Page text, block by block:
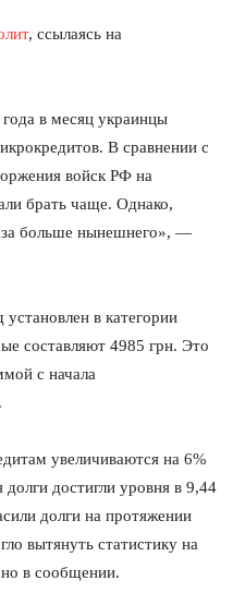
, ссылаясь на
в месяц украинцы
В сравнении с
войск РФ на
брать чаще. Однако,
больше нынешнего», —
установлен в категории
составляют 4985 грн. Это
с начала
увеличиваются на 6%
долги достигли уровня в 9,44
долги на протяжении
вытянуть статистику на
в сообщении.